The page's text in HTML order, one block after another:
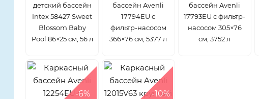
детский бассейн
Intex 58427 Sweet
Blossom Baby
Pool 86×25 см, 56 л
бассейн Avenli
17794EU с
фильтр-насосом
366×76 см, 5377 л
бассейн Avenli
17793EU с фильтр-
насосом 305×76
см, 3752 л
-6% -10%